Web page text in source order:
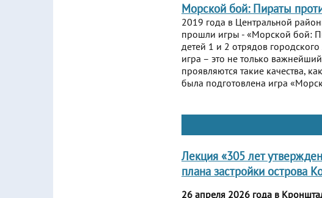
Морской бой: Пираты
2019 года в Центральной
прошли игры - «Морской бой:
детей 1 и 2 отрядов
игра – это не только
проявляются такие качества,
была подготовлена игра
Лекция «305 лет
плана застройки острова
26 апреля 2026 года в